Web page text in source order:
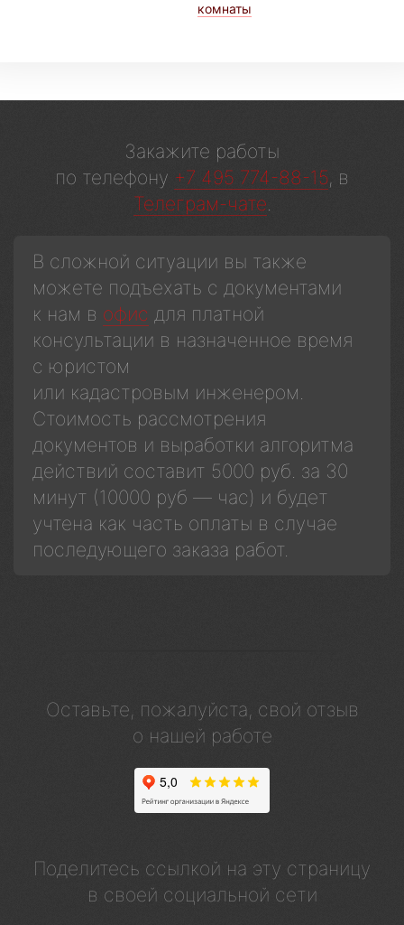
комнаты
Закажите работы
по телефону +7 495 774-88-15, в
Телеграм-чате.
В сложной ситуации вы также
можете подъехать с документами
к нам в офис для платной
консультации в назначенное время
с юристом
или кадастровым инженером.
Стоимость рассмотрения
документов и выработки алгоритма
действий составит 5000 руб. за 30
минут (10000 руб — час) и будет
учтена как часть оплаты в случае
последующего заказа работ.
Оставьте, пожалуйста, свой отзыв
о нашей работе
Поделитесь ссылкой на эту страницу
в своей социальной сети